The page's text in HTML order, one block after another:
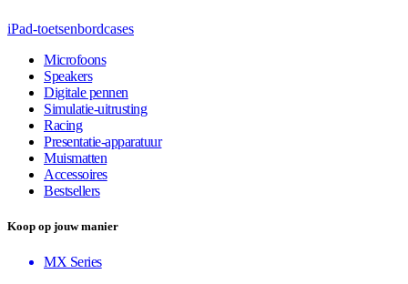
iPad-toetsenbordcases
Microfoons
Speakers
Digitale pennen
Simulatie-uitrusting
Racing
Presentatie-apparatuur
Muismatten
Accessoires
Bestsellers
Koop op jouw manier
MX Series